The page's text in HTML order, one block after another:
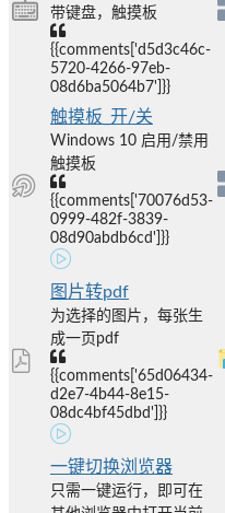
带键盘，触摸板
{{comments['d5d3c46c-
5720-4266-97eb-
08d6ba5064b7']}}
触摸板_开/关
Windows 10 启用/禁用
触摸板
{{comments['70076d53-
0999-482f-3839-
08d90abdb6cd']}}
图片转pdf
为选择的图片，每张生
成一页pdf
{{comments['65d06434-
d2e7-4b44-8e15-
08dc4bf45dbd']}}
一键切换浏览器
只需一键运行，即可在